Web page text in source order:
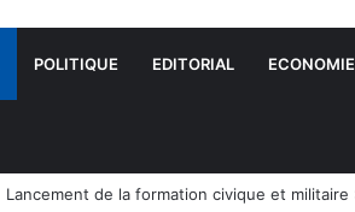
POLITIQUE EDITORIAL ECONOMIE